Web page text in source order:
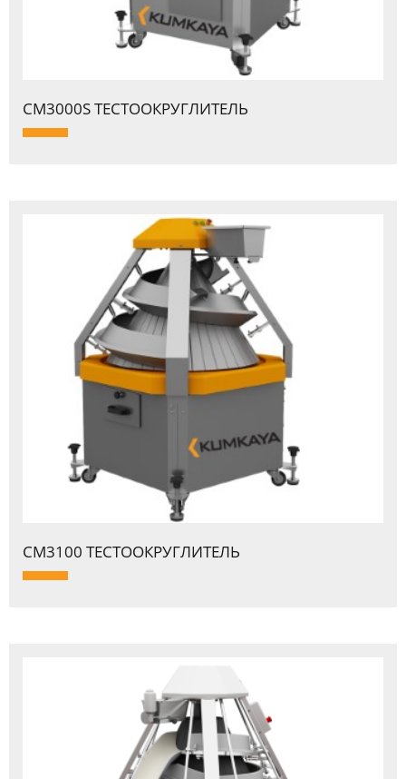
CM3000S ТЕСТООКPУГЛИТЕЛЬ
CM3100 ТЕСТООКPУГЛИТЕЛЬ